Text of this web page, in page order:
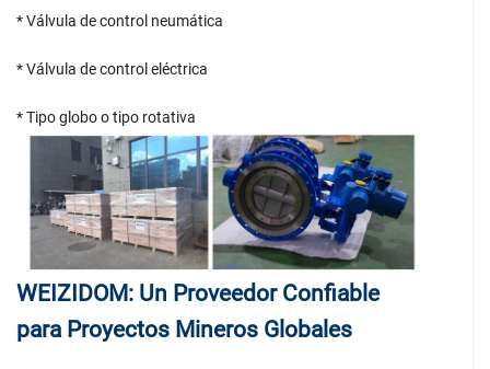
* Válvula de control neumática
* Válvula de control eléctrica
* Tipo globo o tipo rotativa
WEIZIDOM: Un Proveedor Confiable
para Proyectos Mineros Globales